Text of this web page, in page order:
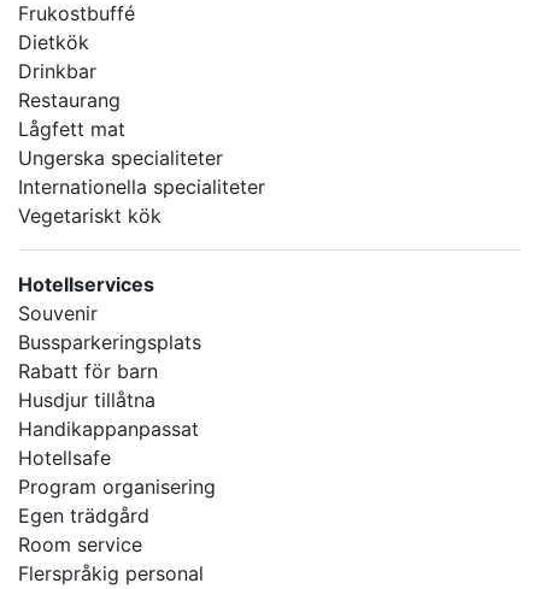
Frukostbuffé
Dietkök
Drinkbar
Restaurang
Lågfett mat
Ungerska specialiteter
Internationella specialiteter
Vegetariskt kök
Hotellservices
Souvenir
Bussparkeringsplats
Rabatt för barn
Husdjur tillåtna
Handikappanpassat
Hotellsafe
Program organisering
Egen trädgård
Room service
Flerspråkig personal